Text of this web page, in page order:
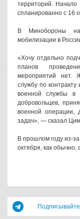
территорий. Начало
спланированно с 16
В Минобороны
мобилизации в
«Хочу отдельно
планов
мероприятий нет.
службу по
военной службы в
добровольцев,
военной операции,
задач», — сказал
В прошлом году из-
октября, как обычно,